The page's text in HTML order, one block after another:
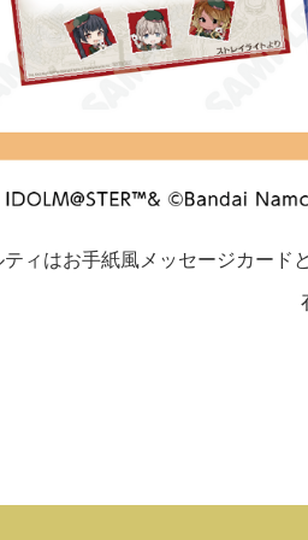
ィはお手紙風メッセージカード